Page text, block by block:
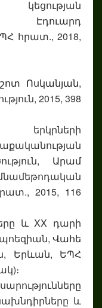
Էդուարդ
հրատ., 2018,
Ոսկանյան,
2015, 398
Արամ
2015, 116
և XX դարի
Վահե
Երևան, ԵՊՀ
և